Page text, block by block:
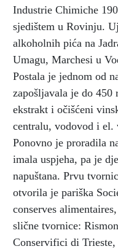
Industrie Chimiche
sjedištem u Rovinju.
alkoholnih pića na
Umagu, Marchesi u
Postala je jednom od
zapošljavala je do
ekstrakt i očišćeni
centralu, vodovod i el.
Ponovno je proradila
imala uspjeha, pa je
napuštana. Prvu
otvorila je pariška
conserves
slične tvornice:
Conservifici di